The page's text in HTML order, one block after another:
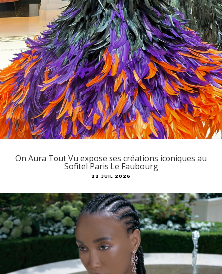
On Aura Tout Vu expose ses créations iconiques au
Sofitel Paris Le Faubourg
22 JUIL 2026